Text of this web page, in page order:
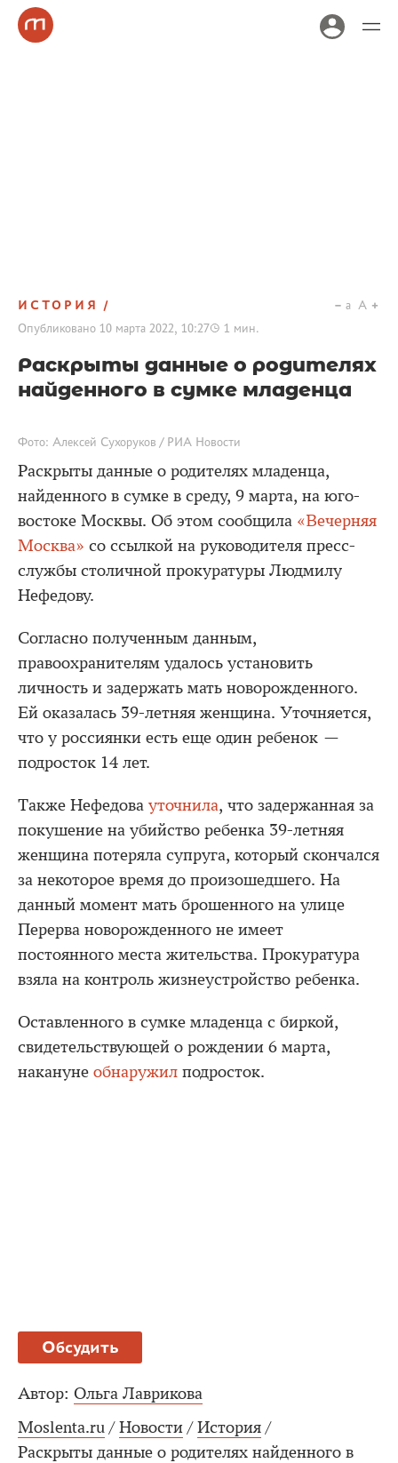
ИСТОРИЯ
Опубликовано 10 марта 2022, 10:27 1 мин.
a A
Раскрыты данные о родителях
найденного в сумке младенца
Фото: Алексей Сухоруков / РИА Новости
Раскрыты данные о родителях младенца,
найденного в сумке в среду, 9 марта, на юго-
востоке Москвы. Об этом сообщила «Вечерняя
Москва» со ссылкой на руководителя пресс-
службы столичной прокуратуры Людмилу
Нефедову.
Согласно полученным данным,
правоохранителям удалось установить
личность и задержать мать новорожденного.
Ей оказалась 39-летняя женщина. Уточняется,
что у россиянки есть еще один ребенок —
подросток 14 лет.
Также Нефедова уточнила, что задержанная за
покушение на убийство ребенка 39-летняя
женщина потеряла супруга, который скончался
за некоторое время до произошедшего. На
данный момент мать брошенного на улице
Перерва новорожденного не имеет
постоянного места жительства. Прокуратура
взяла на контроль жизнеустройство ребенка.
Оставленного в сумке младенца с биркой,
свидетельствующей о рождении 6 марта,
накануне обнаружил подросток.
Обсудить
Автор: Ольга Лаврикова
Moslenta.ru / Новости / История /
Раскрыты данные о родителях найденного в